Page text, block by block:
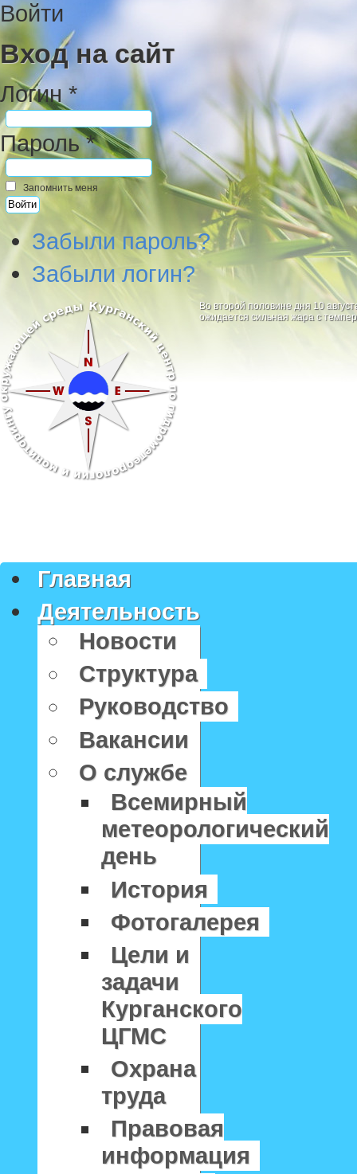
Войти
Вход на сайт
Логин *
Пароль *
Запомнить меня
Забыли пароль?
Забыли логин?
Во второй половине дня 10
ожидается сильная жара с
Главная
Деятельность
Новости
Структура
Руководство
Вакансии
О службе
Всемирный
метеорологический
день
История
Фотогалерея
Цели и
задачи
Курганского
ЦГМС
Охрана
труда
Правовая
информация